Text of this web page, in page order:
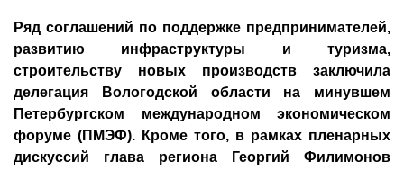
Ряд соглашений по поддержке предпринимателей,
развитию инфраструктуры и туризма,
строительству новых производств заключила
делегация Вологодской области на минувшем
Петербургском международном экономическом
форуме (ПМЭФ). Кроме того, в рамках пленарных
дискуссий глава региона Георгий Филимонов